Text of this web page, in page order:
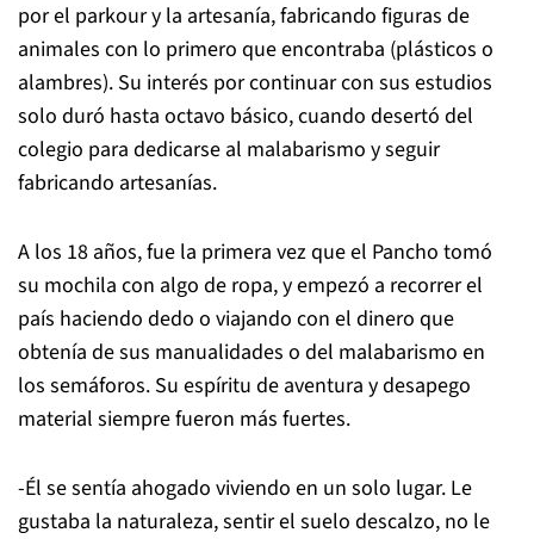
por el parkour y la artesanía, fabricando figuras de
animales con lo primero que encontraba (plásticos o
alambres). Su interés por continuar con sus estudios
solo duró hasta octavo básico, cuando desertó del
colegio para dedicarse al malabarismo y seguir
fabricando artesanías.
A los 18 años, fue la primera vez que el Pancho tomó
su mochila con algo de ropa, y empezó a recorrer el
país haciendo dedo o viajando con el dinero que
obtenía de sus manualidades o del malabarismo en
los semáforos. Su espíritu de aventura y desapego
material siempre fueron más fuertes.
-Él se sentía ahogado viviendo en un solo lugar. Le
gustaba la naturaleza, sentir el suelo descalzo, no le